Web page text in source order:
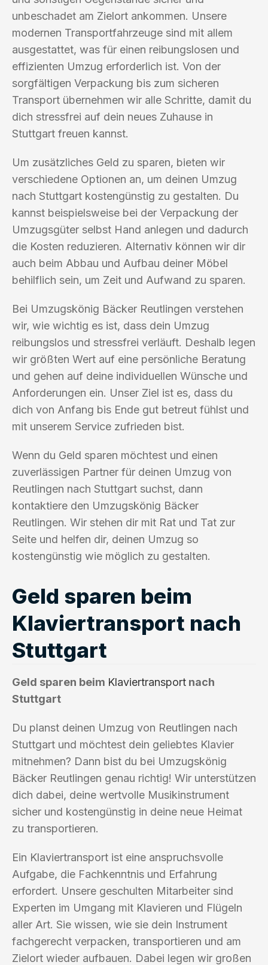
unbeschadet am Zielort ankommen. Unsere
modernen Transportfahrzeuge sind mit allem
ausgestattet, was für einen reibungslosen und
effizienten Umzug erforderlich ist. Von der
sorgfältigen Verpackung bis zum sicheren
Transport übernehmen wir alle Schritte, damit du
dich stressfrei auf dein neues Zuhause in
Stuttgart freuen kannst.
Um zusätzliches Geld zu sparen, bieten wir
verschiedene Optionen an, um deinen Umzug
nach Stuttgart kostengünstig zu gestalten. Du
kannst beispielsweise bei der Verpackung der
Umzugsgüter selbst Hand anlegen und dadurch
die Kosten reduzieren. Alternativ können wir dir
auch beim Abbau und Aufbau deiner Möbel
behilflich sein, um Zeit und Aufwand zu sparen.
Bei Umzugskönig Bäcker Reutlingen verstehen
wir, wie wichtig es ist, dass dein Umzug
reibungslos und stressfrei verläuft. Deshalb legen
wir größten Wert auf eine persönliche Beratung
und gehen auf deine individuellen Wünsche und
Anforderungen ein. Unser Ziel ist es, dass du
dich von Anfang bis Ende gut betreut fühlst und
mit unserem Service zufrieden bist.
Wenn du Geld sparen möchtest und einen
zuverlässigen Partner für deinen Umzug von
Reutlingen nach Stuttgart suchst, dann
kontaktiere den Umzugskönig Bäcker
Reutlingen. Wir stehen dir mit Rat und Tat zur
Seite und helfen dir, deinen Umzug so
kostengünstig wie möglich zu gestalten.
Geld sparen beim
Klaviertransport nach
Stuttgart
Geld sparen beim Klaviertransport nach
Stuttgart
Du planst deinen Umzug von Reutlingen nach
Stuttgart und möchtest dein geliebtes Klavier
mitnehmen? Dann bist du bei Umzugskönig
Bäcker Reutlingen genau richtig! Wir unterstützen
dich dabei, deine wertvolle Musikinstrument
sicher und kostengünstig in deine neue Heimat
zu transportieren.
Ein Klaviertransport ist eine anspruchsvolle
Aufgabe, die Fachkenntnis und Erfahrung
erfordert. Unsere geschulten Mitarbeiter sind
Experten im Umgang mit Klavieren und Flügeln
aller Art. Sie wissen, wie sie dein Instrument
fachgerecht verpacken, transportieren und am
Zielort wieder aufbauen. Dabei legen wir großen